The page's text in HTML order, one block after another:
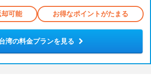
却可能 お得なポイントがたまる
湾の料金プランを見る